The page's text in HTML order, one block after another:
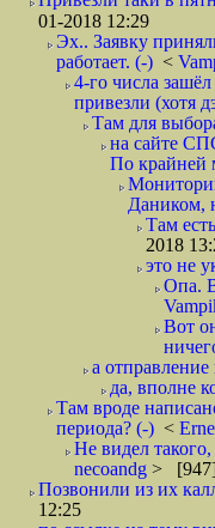
01-2018 12:29
Эх.. Заявку
работает. (-) <
4-го числа
привезли (хотя
Там для
на сайте
По крайней
Даником,
Там
2018
это не
Опа.
Вот
а
да, вполне
Там вроде
периода? (-) <
Не видел
necoandg >
Позвонили из их
12:25